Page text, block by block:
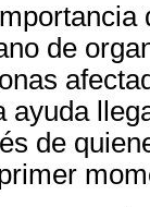
de
ayuda
de